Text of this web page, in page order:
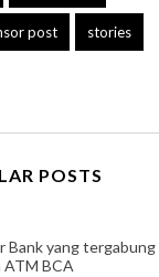
post stories
POSTS
Bank yang tergabung
ATM BCA